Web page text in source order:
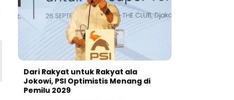
Dari Rakyat untuk Rakyat ala
Jokowi, PSI Optimistis Menang di
Pemilu 2029